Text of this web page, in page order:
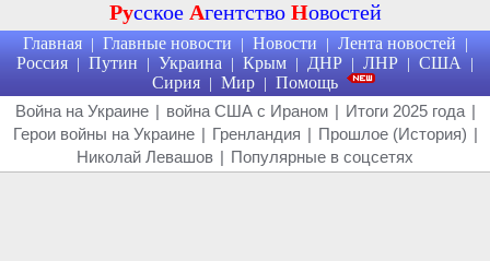
Русское Агентство Новостей
Главная | Главные новости | Новости | Лента новостей |
Россия | Путин | Украина | Крым | ДНР | ЛНР | США |
Сирия | Мир | Помощь
Война на Украине | война США с Ираном | Итоги 2025 года |
Герои войны на Украине | Гренландия | Прошлое (История) |
Николай Левашов | Популярные в соцсетях